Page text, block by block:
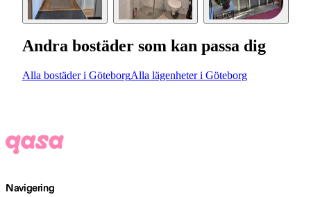
Andra bostäder som kan passa dig
Alla bostäder i GöteborgAlla lägenheter i Göteborg
Navigering